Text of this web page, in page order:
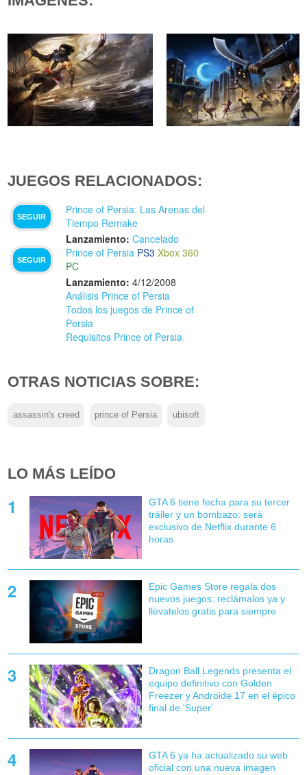
JUEGOS RELACIONADOS:
SEGUIR
Prince of Persia: Las Arenas del
Tiempo Remake
Lanzamiento: Cancelado
SEGUIR
Prince of Persia PS3 Xbox 360
PC
Lanzamiento: 4/12/2008
Análisis Prince of Persia
Todos los juegos de Prince of
Persia
Requisitos Prince of Persia
OTRAS NOTICIAS SOBRE:
assassin's creed prince of Persia ubisoft
LO MÁS LEÍDO
GTA 6 tiene fecha para su tercer
tráiler y un bombazo: será
exclusivo de Netflix durante 6
horas
Epic Games Store regala dos
nuevos juegos: reclámalos ya y
llévatelos gratis para siempre
Dragon Ball Legends presenta el
equipo definitivo con Golden
Freezer y Androide 17 en el épico
final de 'Super'
GTA 6 ya ha actualizado su web
oficial con una nueva imagen